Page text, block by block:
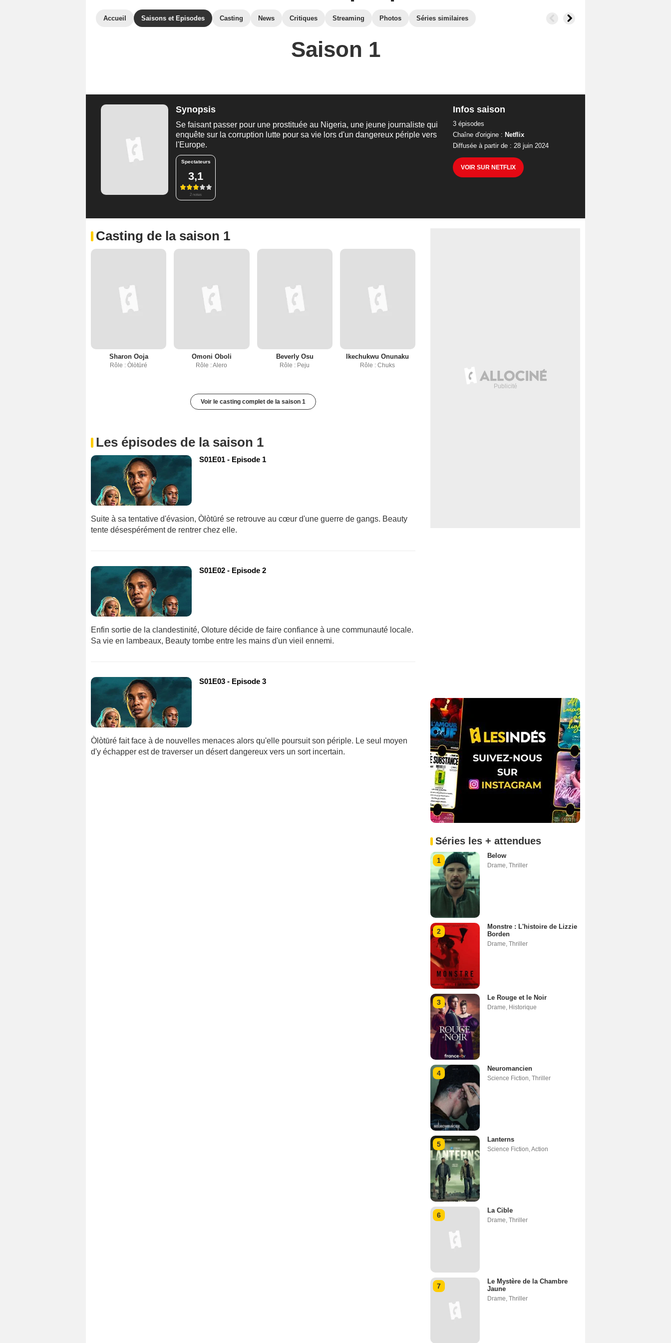
Accueil Saisons et Episodes Casting News Critiques Streaming Photos Séries similaires
Saison 1
Synopsis
Se faisant passer pour une prostituée au Nigeria, une jeune journaliste qui
enquête sur la corruption lutte pour sa vie lors d'un dangereux périple vers
l'Europe.
Spectateurs
3,1
2 notes
Infos saison
3 épisodes
Chaîne d'origine : Netflix
Diffusée à partir de : 28 juin 2024
VOIR SUR NETFLIX
Casting de la saison 1
Sharon Ooja
Rôle : Òlòtūré
Omoni Oboli
Rôle : Alero
Beverly Osu
Rôle : Peju
Ikechukwu Onunaku
Rôle : Chuks
Voir le casting complet de la saison 1
Les épisodes de la saison 1
S01E01 - Episode 1
Suite à sa tentative d'évasion, Òlòtūré se retrouve au cœur d'une guerre de gangs. Beauty
tente désespérément de rentrer chez elle.
S01E02 - Episode 2
Enfin sortie de la clandestinité, Oloture décide de faire confiance à une communauté locale.
Sa vie en lambeaux, Beauty tombe entre les mains d'un vieil ennemi.
S01E03 - Episode 3
Òlòtūré fait face à de nouvelles menaces alors qu'elle poursuit son périple. Le seul moyen
d'y échapper est de traverser un désert dangereux vers un sort incertain.
Séries les + attendues
1
Below
Drame Thriller
2
Monstre : L'histoire de Lizzie
Borden
Drame Thriller
3
Le Rouge et le Noir
Drame Historique
4
Neuromancien
Science Fiction Thriller
5
Lanterns
Science Fiction Action
6
La Cible
Drame Thriller
7
Le Mystère de la Chambre
Jaune
Drame Thriller